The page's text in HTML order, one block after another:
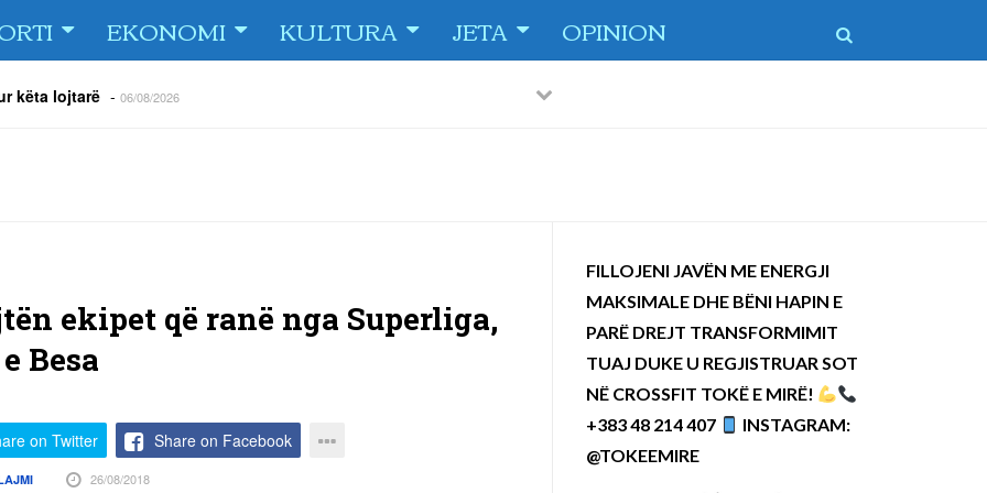
EKONOMI KULTURA JETA OPINION
ndaj Tre Fiori -
PreviousNext
ekipet që ranë nga Superliga,
Besa
on Twitter Share on Facebook
26/08/2018
FILLOJENI JAVËN ME ENERGJI
MAKSIMALE DHE BËNI HAPIN E
PARË DREJT TRANSFORMIMIT
TUAJ DUKE U REGJISTRUAR SOT
NË CROSSFIT TOKË E MIRË!
+383 48 214 407
INSTAGRAM:
@TOKEEMIRE